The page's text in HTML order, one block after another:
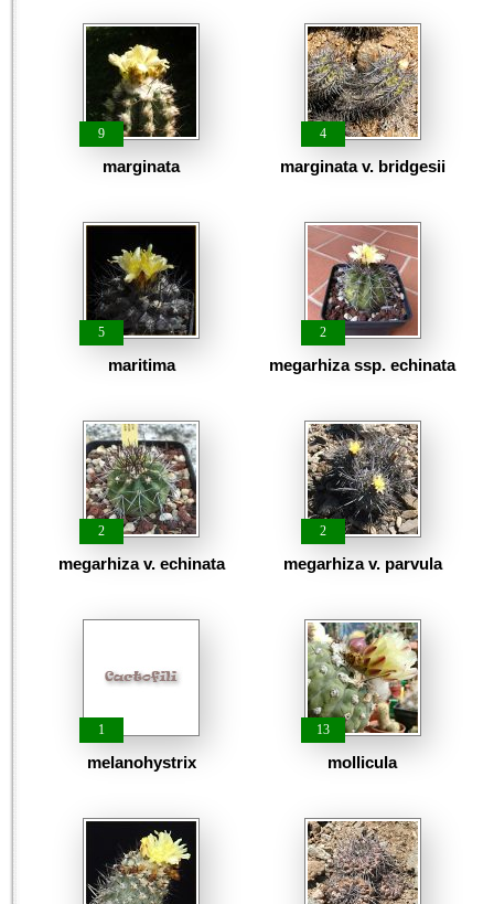
9
marginata
4
marginata v. bridgesii
5
maritima
2
megarhiza ssp. echinata
2
megarhiza v. echinata
2
megarhiza v. parvula
1
melanohystrix
13
mollicula